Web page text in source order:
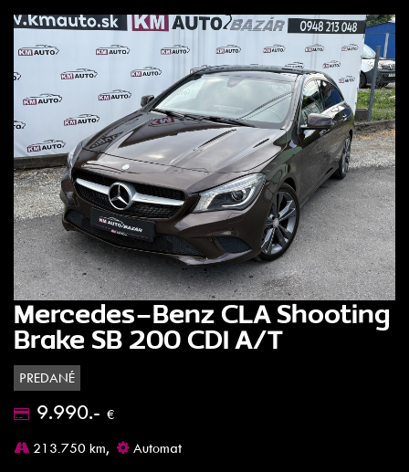
Mercedes-Benz CLA Shooting
Brake SB 200 CDI A/T
PREDANÉ
9.990.- €
213.750 km,
Automat